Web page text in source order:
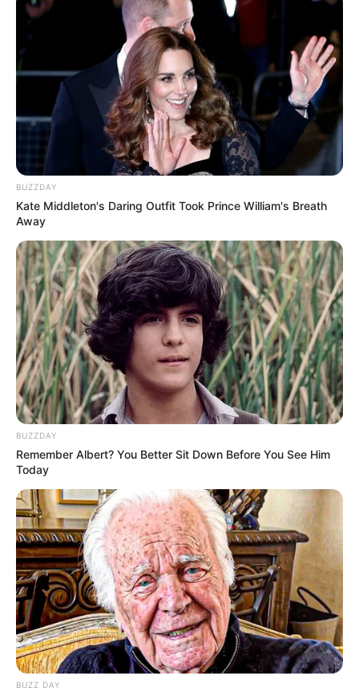
BUZZDAY
Kate Middleton's Daring Outfit Took Prince William's Breath
Away
BUZZDAY
Remember Albert? You Better Sit Down Before You See Him
Today
BUZZ DAY